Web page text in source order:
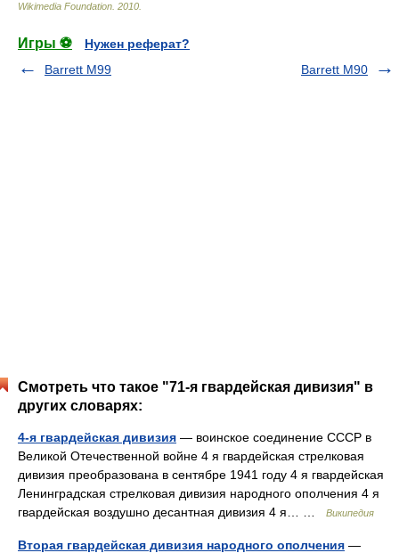
Wikimedia Foundation 2010
Игры ⚽
Нужен реферат?
Barrett M99
Barrett M90
Смотреть что такое "71-я гвардейская дивизия" в
других словарях:
4-я гвардейская дивизия — воинское соединение СССР в
Великой Отечественной войне 4 я гвардейская стрелковая
дивизия преобразована в сентябре 1941 году 4 я гвардейская
Ленинградская стрелковая дивизия народного ополчения 4 я
гвардейская воздушно десантная дивизия 4 я… …
Википедия
Вторая гвардейская дивизия народного ополчения —